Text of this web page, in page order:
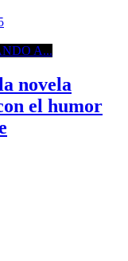
A...
novela
el humor